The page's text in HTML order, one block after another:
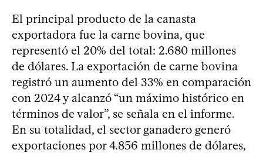
El principal producto de la canasta
exportadora fue la carne bovina, que
representó el 20% del total: 2.680 millones
de dólares. La exportación de carne bovina
registró un aumento del 33% en comparación
con 2024 y alcanzó “un máximo histórico en
términos de valor”, se señala en el informe.
En su totalidad, el sector ganadero generó
exportaciones por 4.856 millones de dólares,